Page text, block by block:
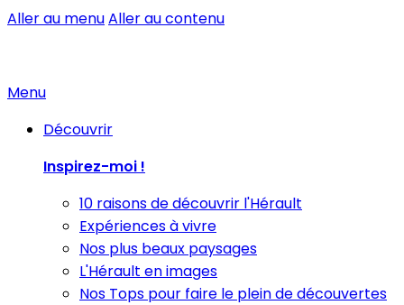
Aller au menuAller au contenu
Menu
Découvrir
Inspirez-moi !
10 raisons de découvrir l'Hérault
Expériences à vivre
Nos plus beaux paysages
L'Hérault en images
Nos Tops pour faire le plein de découvertes